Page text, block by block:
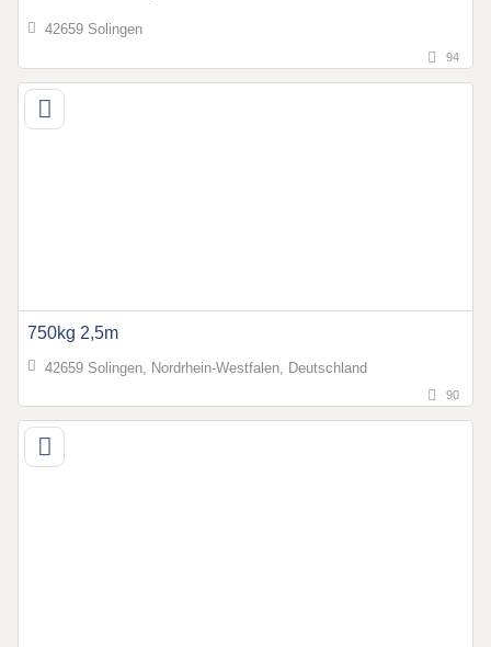
42659 Solingen
94
750kg 2,5m
42659 Solingen, Nordrhein-Westfalen, Deutschland
90